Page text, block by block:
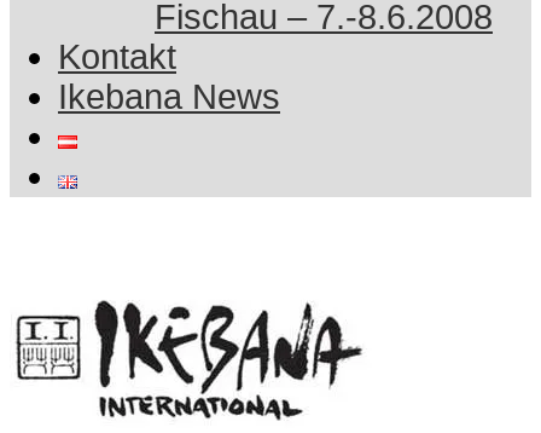
Fischau – 7.-8.6.2008
Kontakt
Ikebana News